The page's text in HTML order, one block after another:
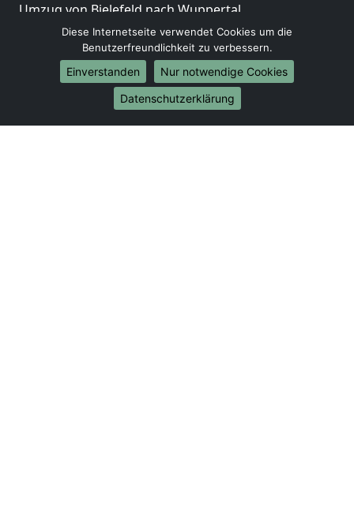
Umzug von Bielefeld nach Wuppertal
Umzug von Bielefeld nach Bielefeld
Umzug von Bielefeld nach Bonn
Umzug von Bielefeld nach Münster
Internationale-Umzüge
Umzug von Bielefeld nach Brasilien
Diese Internetseite verwendet Cookies um die
Benutzerfreundlichkeit zu verbessern.
Einverstanden
Nur notwendige Cookies
Datenschutzerklärung